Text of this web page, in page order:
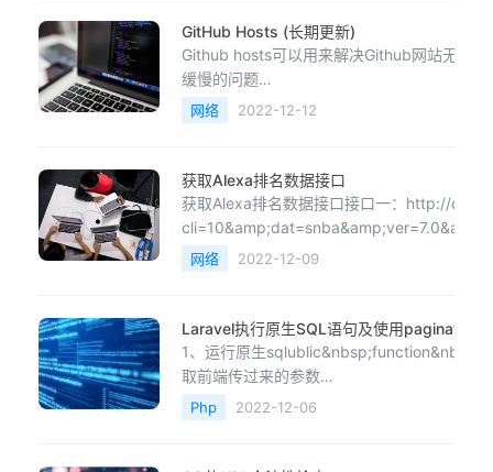
package&nbsp;main
import(&nbsp;&nbs
GitHub Hosts (长期更新)
Github hosts可以用来解决Github网站无法
缓慢的问题
2606:50c0:8002::153&am
网络 2022-12-12
获取Alexa排名数据接口
获取Alexa排名数据接口接口一：http://
网络 2022-12-09
Laravel执行原生SQL语句及使用paginate分
1、运行原生
取前端传过来的参数
Php 2022-12-06